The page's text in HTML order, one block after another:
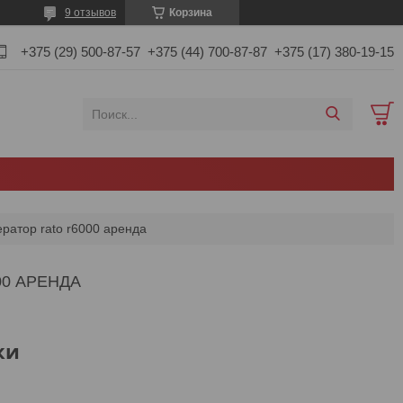
Корзина
9 отзывов
+375 (29) 500-87-57 +375 (44) 700-87-87 +375 (17) 380-19-15
rato r6000 аренда
АРЕНДА